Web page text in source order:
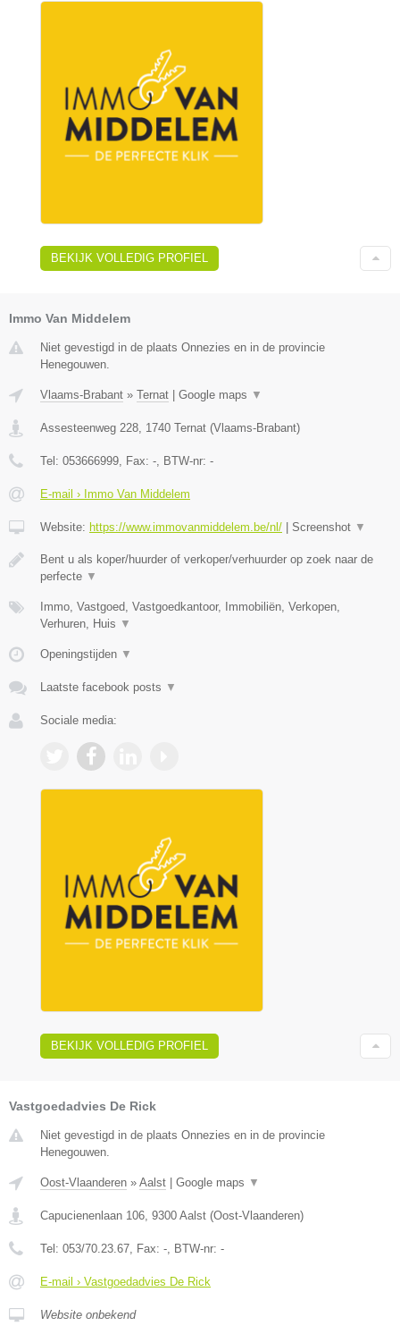
BEKIJK VOLLEDIG PROFIEL
Immo Van Middelem
Niet gevestigd in de plaats Onnezies en in de provincie
Henegouwen.
Vlaams-Brabant » Ternat Google maps ▼
Assesteenweg 228 1740 Ternat (Vlaams-Brabant)
Tel: 053666999 , Fax: - , BTW-nr: -
E-mail › Immo Van Middelem
Website: https://www.immovanmiddelem.be/nl/ Screenshot ▼
Bent u als koper/huurder of verkoper/verhuurder op zoek naar de
perfecte ▼
Immo, Vastgoed, Vastgoedkantoor, Immobiliën, Verkopen,
Verhuren, Huis ▼
Openingstijden ▼
Laatste facebook posts ▼
Sociale media:
BEKIJK VOLLEDIG PROFIEL
Vastgoedadvies De Rick
Niet gevestigd in de plaats Onnezies en in de provincie
Henegouwen.
Oost-Vlaanderen » Aalst Google maps ▼
Capucienenlaan 106 9300 Aalst (Oost-Vlaanderen)
Tel: 053/70.23.67 , Fax: - , BTW-nr: -
E-mail › Vastgoedadvies De Rick
Website onbekend